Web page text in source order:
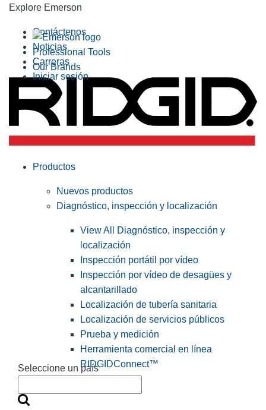
Explore Emerson
Professional Tools
Our Brands
Contáctenos
Noticias
Carreras
Iniciar sesión
Seleccione un país
Productos
Nuevos productos
Diagnóstico, inspección y localización
View All Diagnóstico, inspección y
localización
Inspección portátil por vídeo
Inspección por vídeo de desagües y
alcantarillado
Localización de tubería sanitaria
Localización de servicios públicos
Prueba y medición
Herramienta comercial en línea
RIDGIDConnect™